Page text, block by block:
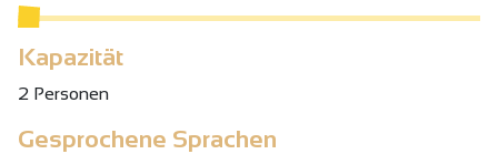
Kapazität
2 Personen
Gesprochene Sprachen